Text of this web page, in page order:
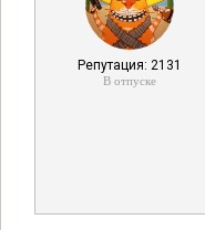
Репутация: 2131
В отпуске